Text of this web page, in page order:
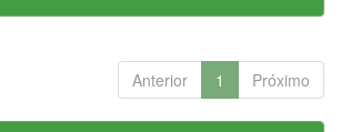
Anterior 1 Próximo